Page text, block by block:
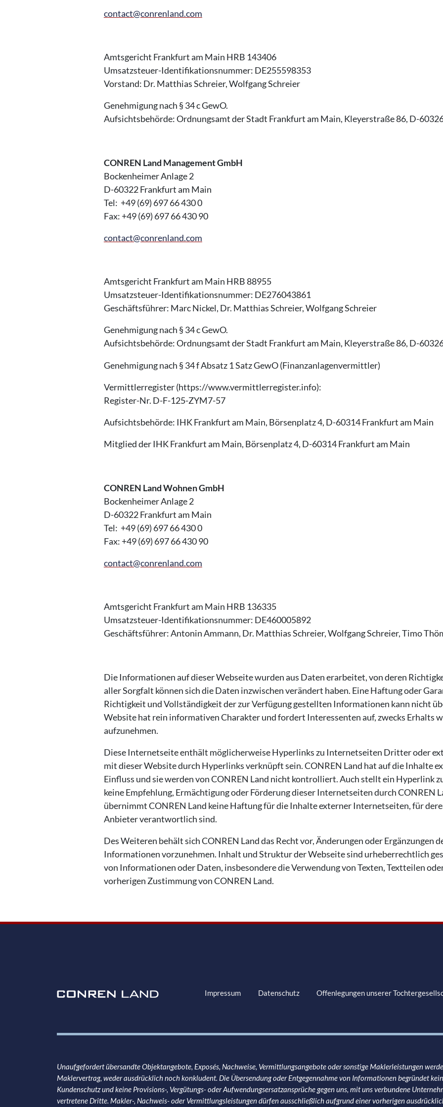
contact@conrenland.com
Amtsgericht Frankfurt am Main HRB 143406
Umsatzsteuer-Identifikationsnummer: DE255598353
Vorstand: Dr. Matthias Schreier, Wolfgang Schreier
Genehmigung nach § 34 c GewO.
Aufsichtsbehörde: Ordnungsamt der Stadt Frankfurt am Main, Kleyerstraße 86, D-
CONREN Land Management GmbH
Bockenheimer Anlage 2
D-60322 Frankfurt am Main
Tel: +49 (69) 697 66 430 0
Fax: +49 (69) 697 66 430 90
contact@conrenland.com
Amtsgericht Frankfurt am Main HRB 88955
Umsatzsteuer-Identifikationsnummer: DE276043861
Geschäftsführer: Marc Nickel, Dr. Matthias Schreier, Wolfgang Schreier
Genehmigung nach § 34 c GewO.
Aufsichtsbehörde: Ordnungsamt der Stadt Frankfurt am Main, Kleyerstraße 86, D-
Genehmigung nach § 34 f Absatz 1 Satz GewO (Finanzanlagenvermittler)
Vermittlerregister (https://www.vermittlerregister.info):
Register-Nr. D-F-125-ZYM7-57
Aufsichtsbehörde: IHK Frankfurt am Main, Börsenplatz 4, D-60314 Frankfurt am Main
Mitglied der IHK Frankfurt am Main, Börsenplatz 4, D-60314 Frankfurt am Main
CONREN Land Wohnen GmbH
Bockenheimer Anlage 2
D-60322 Frankfurt am Main
Tel: +49 (69) 697 66 430 0
Fax: +49 (69) 697 66 430 90
contact@conrenland.com
Amtsgericht Frankfurt am Main HRB 136335
Umsatzsteuer-Identifikationsnummer: DE460005892
Geschäftsführer: Antonin Ammann, Dr. Matthias Schreier, Wolfgang Schreier, Timo
Die Informationen auf dieser Webseite wurden aus Daten erarbeitet, von deren
aller Sorgfalt können sich die Daten inzwischen verändert haben. Eine Haftung oder
Richtigkeit und Vollständigkeit der zur Verfügung gestellten Informationen kann nicht
Website hat rein informativen Charakter und fordert Interessenten auf, zwecks Erhalts
aufzunehmen.
Diese Internetseite enthält möglicherweise Hyperlinks zu Internetseiten Dritter oder
mit dieser Website durch Hyperlinks verknüpft sein. CONREN Land hat auf die Inhalte
Einfluss und sie werden von CONREN Land nicht kontrolliert. Auch stellt ein Hyperlink
keine Empfehlung, Ermächtigung oder Förderung dieser Internetseiten durch CONREN
übernimmt CONREN Land keine Haftung für die Inhalte externer Internetseiten, für
Anbieter verantwortlich sind.
Des Weiteren behält sich CONREN Land das Recht vor, Änderungen oder Ergänzungen
Informationen vorzunehmen. Inhalt und Struktur der Webseite sind urheberrechtlich
von Informationen oder Daten, insbesondere die Verwendung von Texten, Textteilen
vorherigen Zustimmung von CONREN Land.
Impressum Datenschutz Offenlegungen unserer
Unaufgefordert übersandte Objektangebote, Exposés, Nachweise, Vermittlungsangebote oder sonstige Maklerleistungen
Maklervertrag, weder ausdrücklich noch konkludent. Die Übersendung oder Entgegennahme von Informationen begründet
Kundenschutz und keine Provisions-, Vergütungs- oder Aufwendungsersatzansprüche gegen uns, mit uns verbundene
vertretene Dritte. Makler-, Nachweis- oder Vermittlungsleistungen dürfen ausschließlich aufgrund einer vorherigen